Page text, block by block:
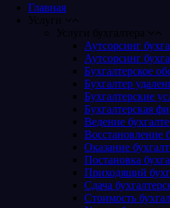
Главная
Услуги
Услуги бухгалтера
Аутсорсинг
Аутсорсинг
Бухгалтерское
Бухгалтер
Бухгалтерские
Бухгалтерская
Ведение
Восстановление
Оказание
Постановка
Приходящий
Сдача
Стоимость